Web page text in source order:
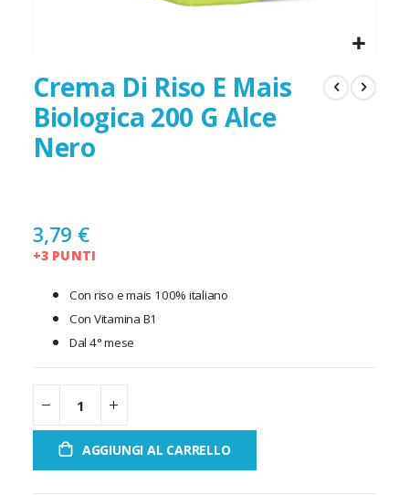
Crema Di Riso E Mais
Biologica 200 G Alce
Nero
3,79 €
+3 PUNTI
Con riso e mais 100% italiano
Con Vitamina B1
Dal 4° mese
AGGIUNGI AL CARRELLO